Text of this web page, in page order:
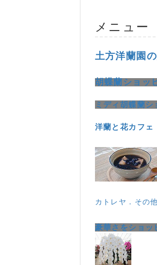
メニュー
土方洋蘭園
胡蝶蘭ショッ
ミディ胡蝶蘭シ
洋蘭と花カフェ
カトレヤ．その
豪華さをショッ